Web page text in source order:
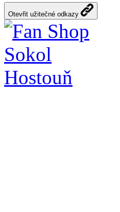
Otevřit užitečné odkazy